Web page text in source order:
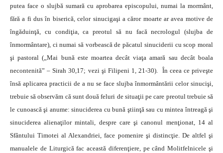
putea face o slujbă sumară cu aprobarea episcopului, numai la mormânt,
fără a fi dus în biserică, celor sinucigaşi a căror moarte ar avea motive de
îngăduinţă, cu condiţia, ca preotul să nu facă necrologul (slujba de
înmormântare), ci numai să vorbească de păcatul sinuciderii cu scop moral
şi pastoral („Mai bună este moartea decât viaţa amară sau decât boala
necontenită” – Sirah 30,17; vezi şi Filipeni 1, 21-30). În ceea ce priveşte
însă aplicarea practicii de a nu se face slujba înmormântării celor sinucişi,
trebuie să observăm că sunt două feluri de situaţii pe care preotul trebuie să
le cunoască şi anume: sinuciderea cu bună ştiinţă sau cu mintea întreagă şi
sinuciderea alienaţilor mintali, despre care şi canonul menţionat, 14 al
Sfântului Timotei al Alexandriei, face pomenire şi distincţie. De altfel şi
manualele de Liturgică fac această diferenţiere, pe când Molitfelnicele şi